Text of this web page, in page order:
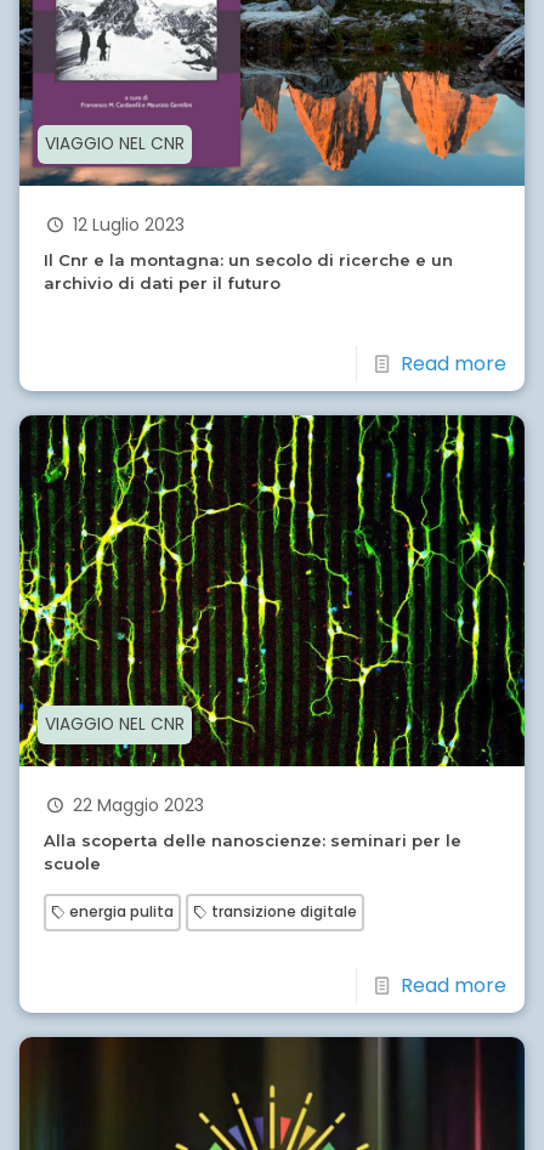
VIAGGIO NEL CNR
12 Luglio 2023
Il Cnr e la montagna: un secolo di ricerche e un
archivio di dati per il futuro
Read more
VIAGGIO NEL CNR
22 Maggio 2023
Alla scoperta delle nanoscienze: seminari per le
scuole
energia pulita transizione digitale
Read more